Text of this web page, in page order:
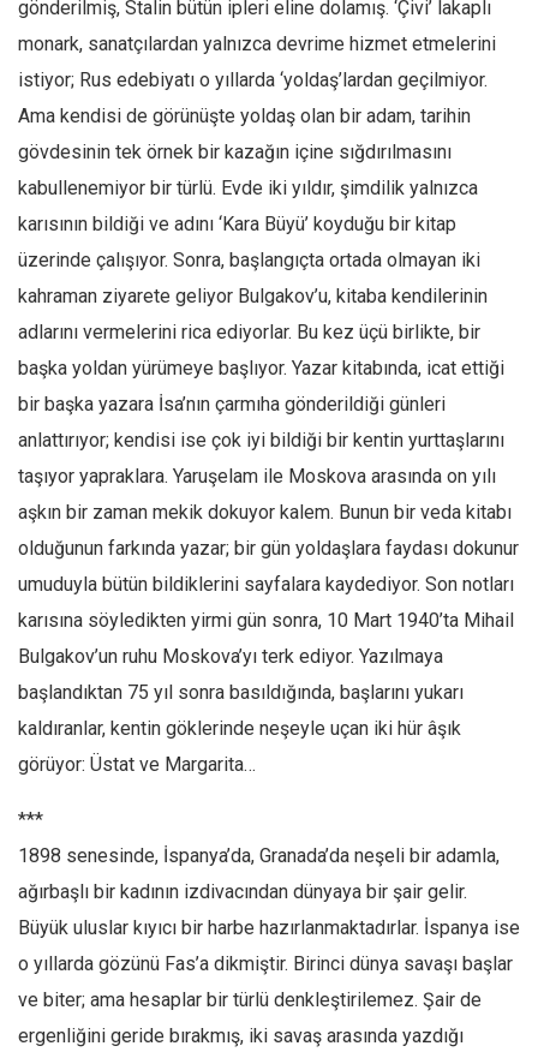
Tarih
Düşünce
Dosyalar
gönderilmiş, Stalin bütün ipleri eline dolamış. ‘Çivi’ lakaplı
monark, sanatçılardan yalnızca devrime hizmet etmelerini
istiyor; Rus edebiyatı o yıllarda ‘yoldaş’lardan geçilmiyor.
Ama kendisi de görünüşte yoldaş olan bir adam, tarihin
gövdesinin tek örnek bir kazağın içine sığdırılmasını
kabullenemiyor bir türlü. Evde iki yıldır, şimdilik yalnızca
karısının bildiği ve adını ‘Kara Büyü’ koyduğu bir kitap
üzerinde çalışıyor. Sonra, başlangıçta ortada olmayan iki
kahraman ziyarete geliyor Bulgakov’u, kitaba kendilerinin
adlarını vermelerini rica ediyorlar. Bu kez üçü birlikte, bir
başka yoldan yürümeye başlıyor. Yazar kitabında, icat ettiği
bir başka yazara İsa’nın çarmıha gönderildiği günleri
anlattırıyor; kendisi ise çok iyi bildiği bir kentin yurttaşlarını
taşıyor yapraklara. Yaruşelam ile Moskova arasında on yılı
aşkın bir zaman mekik dokuyor kalem. Bunun bir veda kitabı
olduğunun farkında yazar; bir gün yoldaşlara faydası dokunur
umuduyla bütün bildiklerini sayfalara kaydediyor. Son notları
karısına söyledikten yirmi gün sonra, 10 Mart 1940’ta Mihail
Bulgakov’un ruhu Moskova’yı terk ediyor. Yazılmaya
başlandıktan 75 yıl sonra basıldığında, başlarını yukarı
kaldıranlar, kentin göklerinde neşeyle uçan iki hür âşık
görüyor: Üstat ve Margarita…
***
1898 senesinde, İspanya’da, Granada’da neşeli bir adamla,
ağırbaşlı bir kadının izdivacından dünyaya bir şair gelir.
Büyük uluslar kıyıcı bir harbe hazırlanmaktadırlar. İspanya ise
o yıllarda gözünü Fas’a dikmiştir. Birinci dünya savaşı başlar
ve biter; ama hesaplar bir türlü denkleştirilemez. Şair de
ergenliğini geride bırakmış, iki savaş arasında yazdığı